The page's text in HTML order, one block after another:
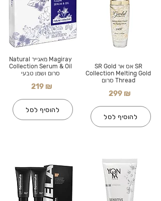
Magiray מאגייר Natural
Collection Serum & Oil
סרום ושמן טבעי
219 ₪
להוסיף לסל
SR אס אר SR Gold
Collection Melting Gold
Thread סרום
299 ₪
להוסיף לסל